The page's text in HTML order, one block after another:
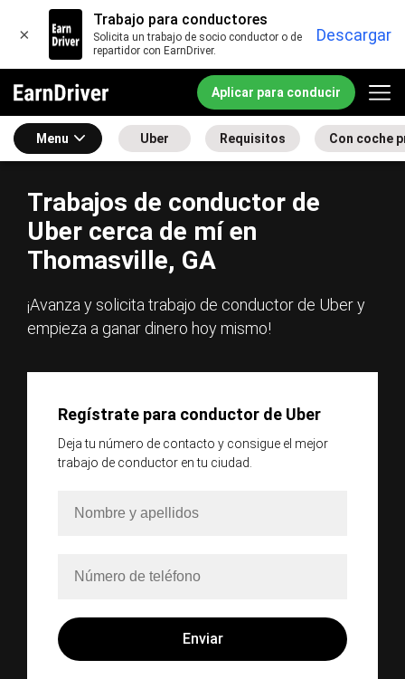
×
Trabajo para conductores
Solicita un trabajo de socio conductor o de
repartidor con EarnDriver.
Descargar
Aplicar para conducir
Menu Uber Requisitos Con coche
Trabajos de conductor de
Uber cerca de mí en
Thomasville, GA
¡Avanza y solicita trabajo de conductor de Uber y
empieza a ganar dinero hoy mismo!
Regístrate para conductor de Uber
Deja tu número de contacto y consigue el mejor
trabajo de conductor en tu ciudad.